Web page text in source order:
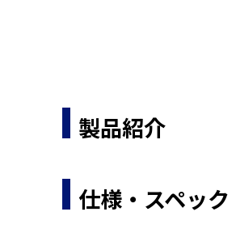
製品紹介
仕様・スペック